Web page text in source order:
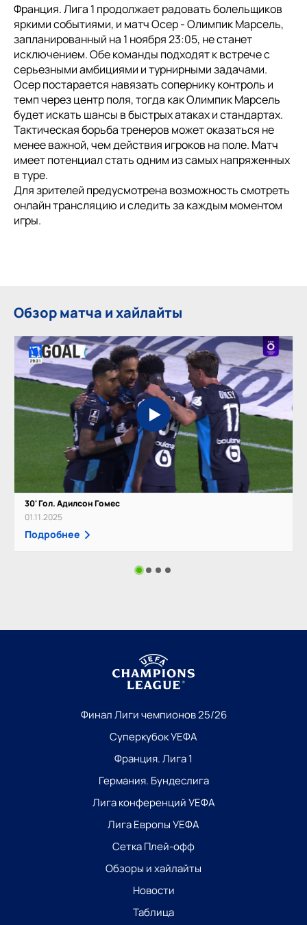
Франция. Лига 1 продолжает радовать болельщиков
яркими событиями, и матч Осер - Олимпик Марсель,
запланированный на 1 ноября 23:05, не станет
исключением. Обе команды подходят к встрече с
серьезными амбициями и турнирными задачами.
Осер постарается навязать сопернику контроль и
темп через центр поля, тогда как Олимпик Марсель
будет искать шансы в быстрых атаках и стандартах.
Тактическая борьба тренеров может оказаться не
менее важной, чем действия игроков на поле. Матч
имеет потенциал стать одним из самых напряженных
в туре.
Для зрителей предусмотрена возможность смотреть
онлайн трансляцию и следить за каждым моментом
игры.
Обзор матча и хайлайты
30' Гол. Адилсон Гомес
01.11.2025
Подробнее
Финал Лиги чемпионов 25/26
Суперкубок УЕФА
Франция. Лига 1
Германия. Бундеслига
Лига конференций УЕФА
Лига Европы УЕФА
Сетка Плей-офф
Обзоры и хайлайты
Новости
Таблица